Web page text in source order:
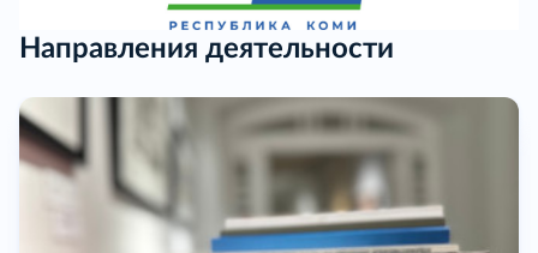
Направления деятельности